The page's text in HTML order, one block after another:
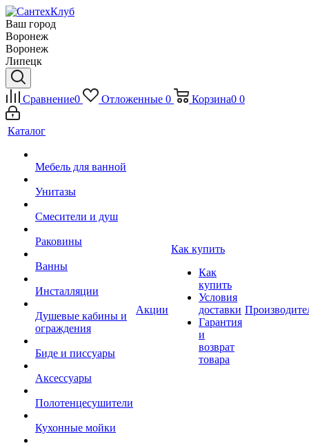
Ваш город
Воронеж
Воронеж
Липецк
Сравнение0 Отложенные 0 Корзина0 0
Каталог
Мебель для ванной
Унитазы
Смесители и душ
Раковины
Ванны
Инсталляции
Душевые кабины и
ограждения
Биде и писсуары
Аксессуары
Полотенцесушители
Кухонные мойки
Акции
Как купить
Как
купить
Условия
доставки
Гарантия
и
возврат
товара